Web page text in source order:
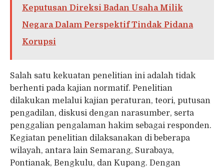
Keputusan Direksi Badan Usaha Milik
Negara Dalam Perspektif Tindak Pidana
Korupsi
Salah satu kekuatan penelitian ini adalah tidak
berhenti pada kajian normatif. Penelitian
dilakukan melalui kajian peraturan, teori, putusan
pengadilan, diskusi dengan narasumber, serta
penggalian pengalaman hakim sebagai responden.
Kegiatan penelitian dilaksanakan di beberapa
wilayah, antara lain Semarang, Surabaya,
Pontianak, Bengkulu, dan Kupang. Dengan